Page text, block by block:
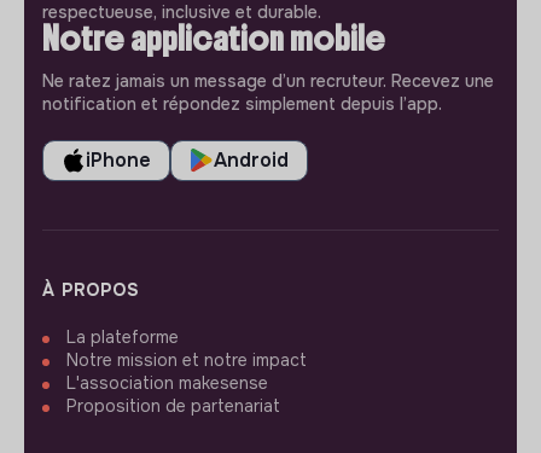
respectueuse, inclusive et durable.
Notre application mobile
Ne ratez jamais un message d’un recruteur. Recevez une
notification et répondez simplement depuis l’app.
iPhone Android
À PROPOS
La plateforme
Notre mission et notre impact
L'association makesense
Proposition de partenariat